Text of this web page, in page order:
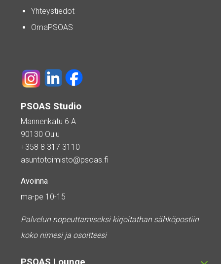
Yhteystiedot
OmaPSOAS
PSOAS Studio
Mannenkatu 6 A
90130 Oulu
+358 8 317 3110
asuntotoimisto@psoas.fi
Avoinna
ma-pe 10-15
Palvelun nopeuttamiseksi kirjoitathan sähköpostiin
koko nimesi ja osoitteesi